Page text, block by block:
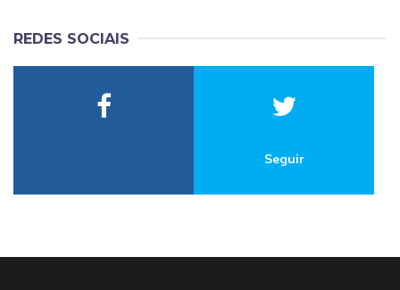
REDES SOCIAIS
Seguir